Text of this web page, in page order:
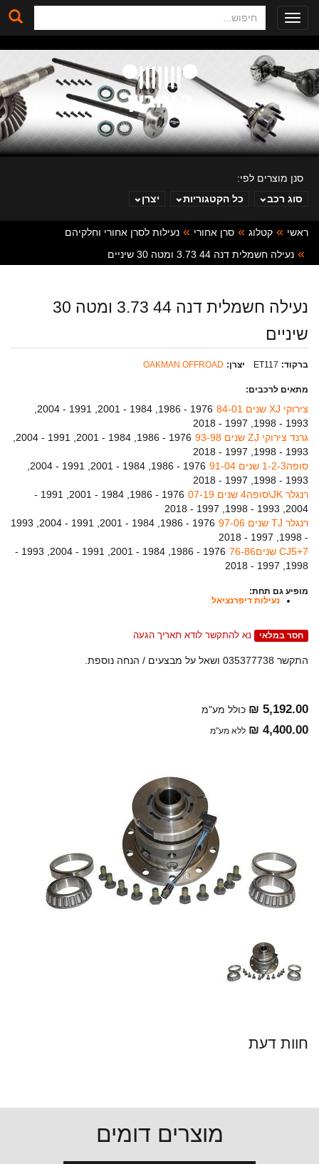
Toggle
navigation
סנן מוצרים לפי:
סוג רכב
כל הקטגוריות יצרן
ראשי קטלוג סרן אחורי
נעילות לסרן אחורי וחלקיהם
נעילה חשמלית דנה 44 3.73 ומטה 30 שיניים
נעילה חשמלית דנה 44 3.73 ומטה 30
שיניים
ברקוד: ET117 יצרן: OAKMAN OFFROAD
מתאים לרכבים:
צירוקי XJ שנים 84-01
1993 - 1998, 1997 - 2018
גרנד צירוקי ZJ שנים 93-98
1993 - 1998, 1997 - 2018
סופה1-2-3 שנים 91-04
1993 - 1998, 1997 - 2018
רנגלר JK\סופה4 שנים 07-19
1976 - 1986, 1984 - 2001, 1991 -
2004, 1993 - 1998, 1997 - 2018
רנגלר TJ שנים 97-06
1976 - 1986, 1984 - 2001, 1991 - 2004, 1993
- 1998, 1997 - 2018
CJ5+7ּ שנים76-86
1976 - 1986, 1984 - 2001, 1991 - 2004, 1993 -
1998, 1997 - 2018
מופיע גם תחת:
נעילות דיפרנציאל
חסר במלאי נא להתקשר לודא תאריך הגעה
התקשר 035377738 ושאל על מבצעים / הנחה נוספת.
5,192.00 ₪ כולל מע"מ
4,400.00 ₪ ללא מע"מ
חוות דעת
מוצרים דומים